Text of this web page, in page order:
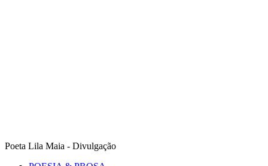
Poeta Lila Maia - Divulgação